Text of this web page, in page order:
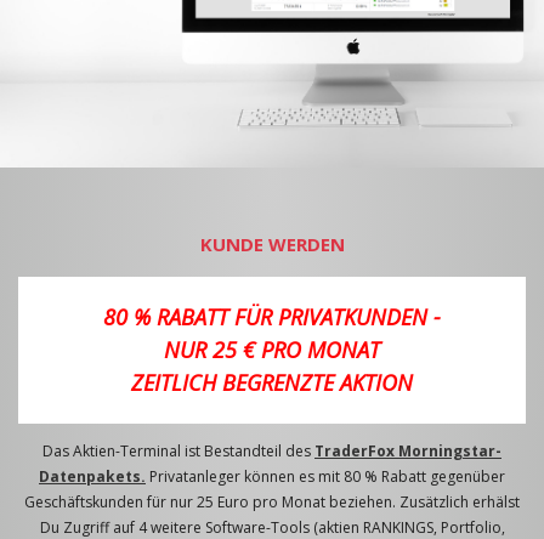
KUNDE WERDEN
80 % RABATT FÜR PRIVATKUNDEN -
NUR 25 € PRO MONAT
ZEITLICH BEGRENZTE AKTION
Das Aktien-Terminal ist Bestandteil des TraderFox Morningstar-
Datenpakets. Privatanleger können es mit 80 % Rabatt gegenüber
Geschäftskunden für nur 25 Euro pro Monat beziehen. Zusätzlich erhälst
Du Zugriff auf 4 weitere Software-Tools (aktien RANKINGS, Portfolio,